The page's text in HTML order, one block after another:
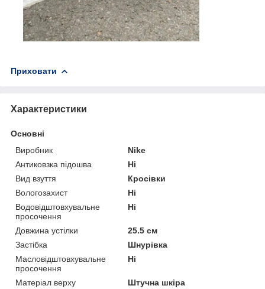
Приховати
Характеристики
Основні
Виробник
Nike
Антиковзка підошва
Ні
Вид взуття
Кросівки
Вологозахист
Ні
Водовідштовхувальне
просочення
Ні
Довжина устілки
25.5 см
Застібка
Шнурівка
Масловідштовхувальне
просочення
Ні
Матеріал верху Штучна шкіра